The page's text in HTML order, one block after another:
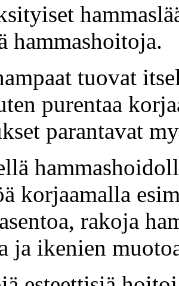
hammashoitoja.
tuovat
purentaa
parantavat
korjaamalla
rakoja
ja ikenien